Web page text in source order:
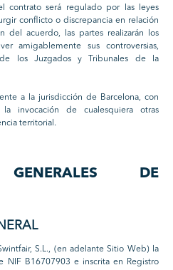
contrato será regulado por las leyes
conflicto o discrepancia en relación
del acuerdo, las partes realizarán los
amigablemente sus controversias,
los Juzgados y Tribunales de la
a la jurisdicción de Barcelona, con
invocación de cualesquiera otras
territorial.
GENERALES DE
S.L., (en adelante Sitio Web) la
NIF B16707903 e inscrita en Registro